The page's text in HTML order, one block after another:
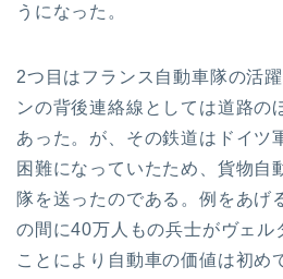
うになった。
2つ目はフランス自動車隊の活
ンの背後連絡線としては道路の
あった。が、その鉄道はドイツ
困難になっていたため、貨物自
隊を送ったのである。例をあげ
の間に40万人もの兵士がヴェル
ことにより自動車の価値は初め